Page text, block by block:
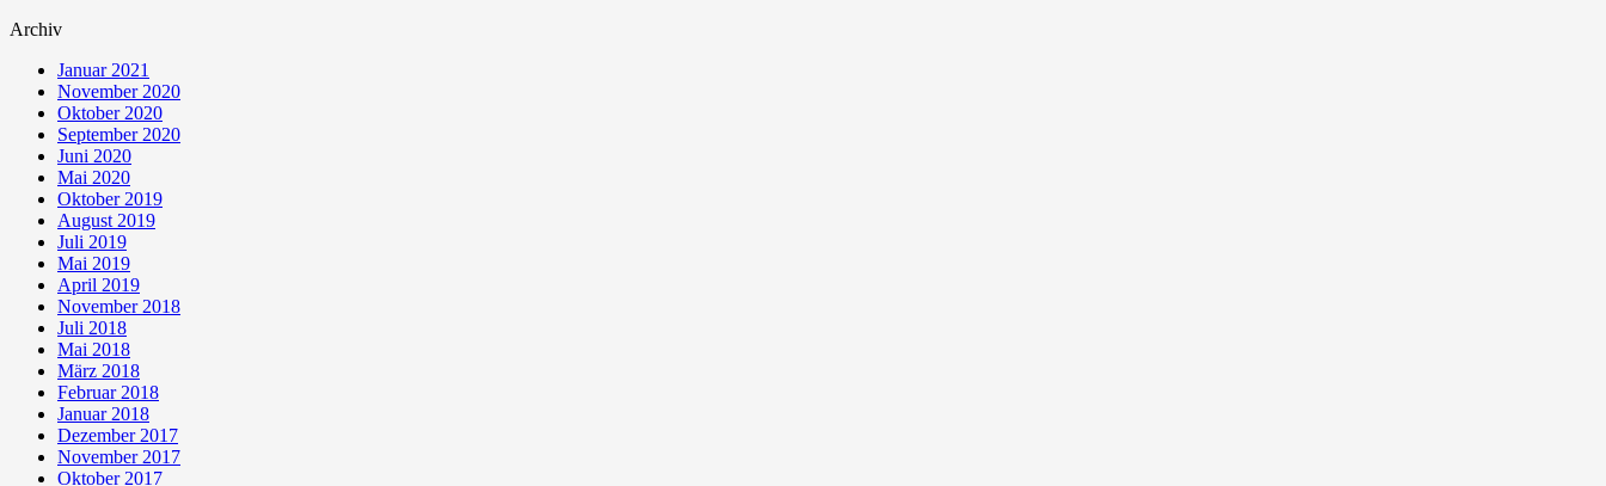
Archiv
Januar 2021
November 2020
Oktober 2020
September 2020
Juni 2020
Mai 2020
Oktober 2019
August 2019
Juli 2019
Mai 2019
April 2019
November 2018
Juli 2018
Mai 2018
März 2018
Februar 2018
Januar 2018
Dezember 2017
November 2017
Oktober 2017